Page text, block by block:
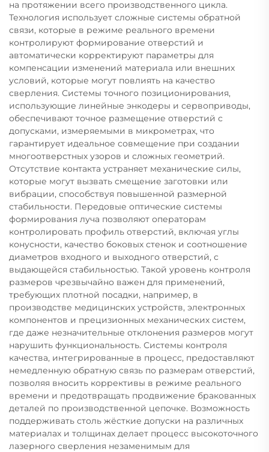
на протяжении всего производственного цикла.
Технология использует сложные системы обратной
связи, которые в режиме реального времени
контролируют формирование отверстий и
автоматически корректируют параметры для
компенсации изменений материала или внешних
условий, которые могут повлиять на качество
сверления. Системы точного позиционирования,
использующие линейные энкодеры и сервоприводы,
обеспечивают точное размещение отверстий с
допусками, измеряемыми в микрометрах, что
гарантирует идеальное совмещение при создании
многоотверстных узоров и сложных геометрий.
Отсутствие контакта устраняет механические силы,
которые могут вызвать смещение заготовки или
вибрации, способствуя повышенной размерной
стабильности. Передовые оптические системы
формирования луча позволяют операторам
контролировать профиль отверстий, включая углы
конусности, качество боковых стенок и соотношение
диаметров входного и выходного отверстий, с
выдающейся стабильностью. Такой уровень контроля
размеров чрезвычайно важен для применений,
требующих плотной посадки, например, в
производстве медицинских устройств, электронных
компонентов и прецизионных механических систем,
где даже незначительные отклонения размеров могут
нарушить функциональность. Системы контроля
качества, интегрированные в процесс, предоставляют
немедленную обратную связь по размерам отверстий,
позволяя вносить коррективы в режиме реального
времени и предотвращать продвижение бракованных
деталей по производственной цепочке. Возможность
поддерживать столь жёсткие допуски на различных
материалах и толщинах делает процесс высокоточного
лазерного сверления незаменимым для